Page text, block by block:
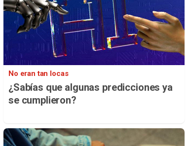
No eran tan locas
¿Sabías que algunas predicciones ya
se cumplieron?